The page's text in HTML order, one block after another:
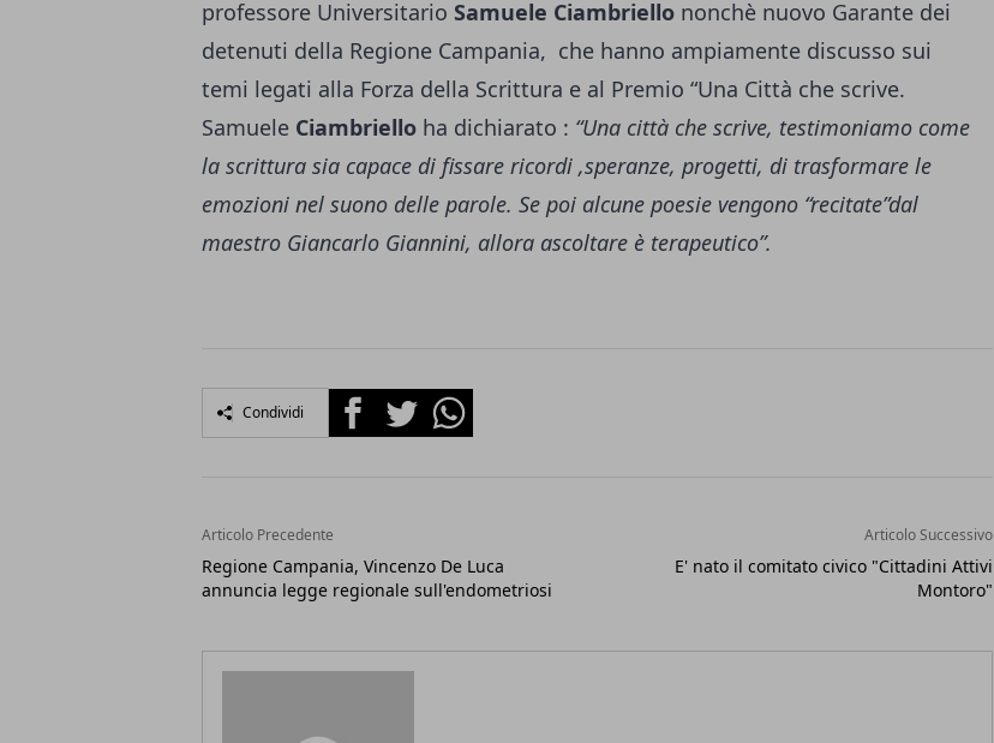
professore Universitario Samuele Ciambriello nonchè nuovo Garante dei
detenuti della Regione Campania, che hanno ampiamente discusso sui
temi legati alla Forza della Scrittura e al Premio “Una Città che scrive.
Samuele Ciambriello ha dichiarato : “Una città che scrive, testimoniamo come
la scrittura sia capace di fissare ricordi ,speranze, progetti, di trasformare le
emozioni nel suono delle parole. Se poi alcune poesie vengono “recitate”dal
maestro Giancarlo Giannini, allora ascoltare è terapeutico”.
Condividi FacebookTwitterWhatsapp
Articolo Precedente
Regione Campania, Vincenzo De Luca
annuncia legge regionale sull'endometriosi
Articolo Successivo
E' nato il comitato civico "Cittadini Attivi
Montoro"